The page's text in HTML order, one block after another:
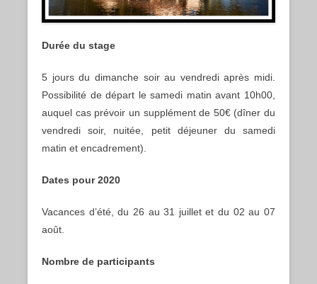
Durée du stage
5 jours du dimanche soir au vendredi après midi.
Possibilité de départ le samedi matin avant 10h00,
auquel cas prévoir un supplément de 50€ (dîner du
vendredi soir, nuitée, petit déjeuner du samedi
matin et encadrement).
Dates pour 2020
Vacances d’été, du 26 au 31 juillet et du 02 au 07
août.
Nombre de participants